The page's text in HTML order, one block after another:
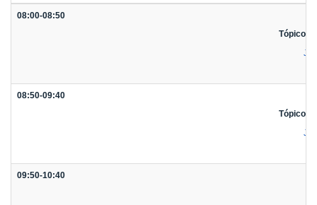
08:00-08:50
Tópicos
08:50-09:40
Tópicos
09:50-10:40